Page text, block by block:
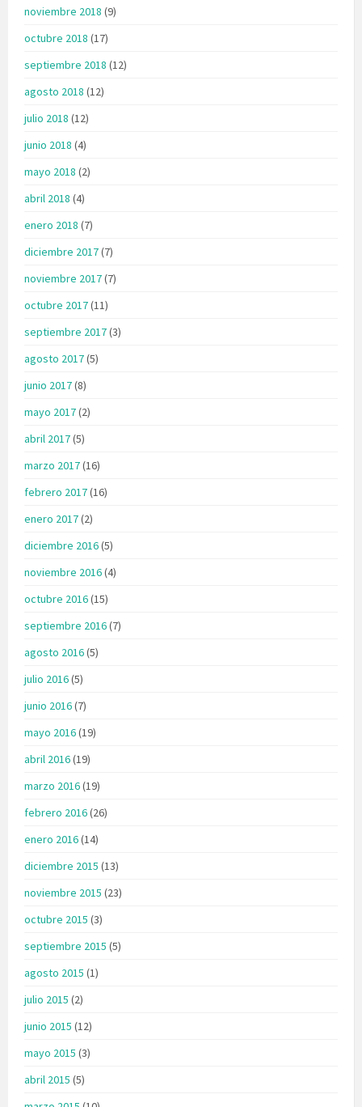
noviembre 2018 (9)
octubre 2018 (17)
septiembre 2018 (12)
agosto 2018 (12)
julio 2018 (12)
junio 2018 (4)
mayo 2018 (2)
abril 2018 (4)
enero 2018 (7)
diciembre 2017(7)
noviembre 2017(7)
octubre 2017(11)
septiembre 2017(3)
agosto 2017(5)
junio 2017(8)
mayo 2017(2)
abril 2017(5)
marzo 2017(16)
febrero 2017(16)
enero 2017(2)
diciembre 2016(5)
noviembre 2016(4)
octubre 2016(15)
septiembre 2016(7)
agosto 2016(5)
julio 2016(5)
junio 2016(7)
mayo 2016(19)
abril 2016(19)
marzo 2016(19)
febrero 2016(26)
enero 2016(14)
diciembre 2015 (13)
noviembre 2015 (23)
octubre 2015 (3)
septiembre 2015 (5)
agosto 2015 (1)
julio 2015 (2)
junio 2015 (12)
mayo 2015 (3)
abril 2015 (5)